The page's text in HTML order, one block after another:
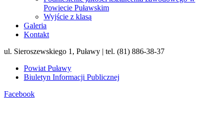
Powiecie Puławskim
Wyjście z klasą
Galeria
Kontakt
ul. Sieroszewskiego 1, Puławy | tel. (81) 886-38-37
Powiat Puławy
Biuletyn Informacji Publicznej
Facebook